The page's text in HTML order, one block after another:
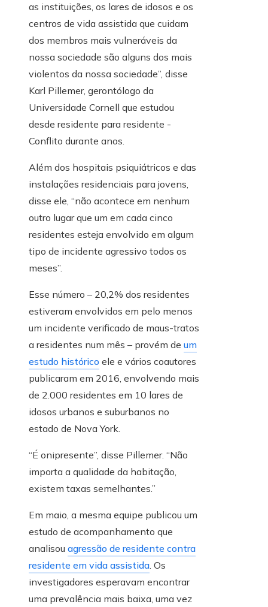
as instituições, os lares de idosos e os
centros de vida assistida que cuidam
dos membros mais vulneráveis ​​da
nossa sociedade são alguns dos mais
violentos da nossa sociedade”, disse
Karl Pillemer, gerontólogo da
Universidade Cornell que estudou
desde residente para residente -
Conflito durante anos.
Além dos hospitais psiquiátricos e das
instalações residenciais para jovens,
disse ele, “não acontece em nenhum
outro lugar que um em cada cinco
residentes esteja envolvido em algum
tipo de incidente agressivo todos os
meses”.
Esse número – 20,2% dos residentes
estiveram envolvidos em pelo menos
um incidente verificado de maus-tratos
a residentes num mês – provém de um
estudo histórico ele e vários coautores
publicaram em 2016, envolvendo mais
de 2.000 residentes em 10 lares de
idosos urbanos e suburbanos no
estado de Nova York.
“É onipresente”, disse Pillemer. “Não
importa a qualidade da habitação,
existem taxas semelhantes.”
Em maio, a mesma equipe publicou um
estudo de acompanhamento que
analisou agressão de residente contra
residente em vida assistida. Os
investigadores esperavam encontrar
uma prevalência mais baixa, uma vez